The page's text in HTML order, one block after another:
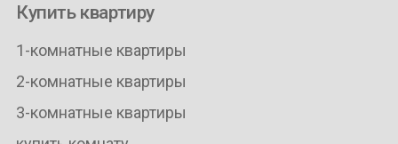
Купить квартиру
1-комнатные квартиры
2-комнатные квартиры
3-комнатные квартиры